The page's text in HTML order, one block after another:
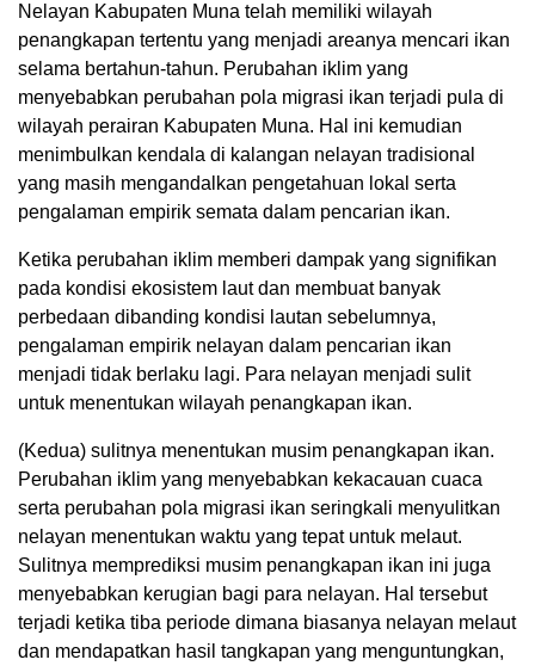
Nelayan Kabupaten Muna telah memiliki wilayah
penangkapan tertentu yang menjadi areanya mencari ikan
selama bertahun-tahun. Perubahan iklim yang
menyebabkan perubahan pola migrasi ikan terjadi pula di
wilayah perairan Kabupaten Muna. Hal ini kemudian
menimbulkan kendala di kalangan nelayan tradisional
yang masih mengandalkan pengetahuan lokal serta
pengalaman empirik semata dalam pencarian ikan.
Ketika perubahan iklim memberi dampak yang signifikan
pada kondisi ekosistem laut dan membuat banyak
perbedaan dibanding kondisi lautan sebelumnya,
pengalaman empirik nelayan dalam pencarian ikan
menjadi tidak berlaku lagi. Para nelayan menjadi sulit
untuk menentukan wilayah penangkapan ikan.
(Kedua) sulitnya menentukan musim penangkapan ikan.
Perubahan iklim yang menyebabkan kekacauan cuaca
serta perubahan pola migrasi ikan seringkali menyulitkan
nelayan menentukan waktu yang tepat untuk melaut.
Sulitnya memprediksi musim penangkapan ikan ini juga
menyebabkan kerugian bagi para nelayan. Hal tersebut
terjadi ketika tiba periode dimana biasanya nelayan melaut
dan mendapatkan hasil tangkapan yang menguntungkan,